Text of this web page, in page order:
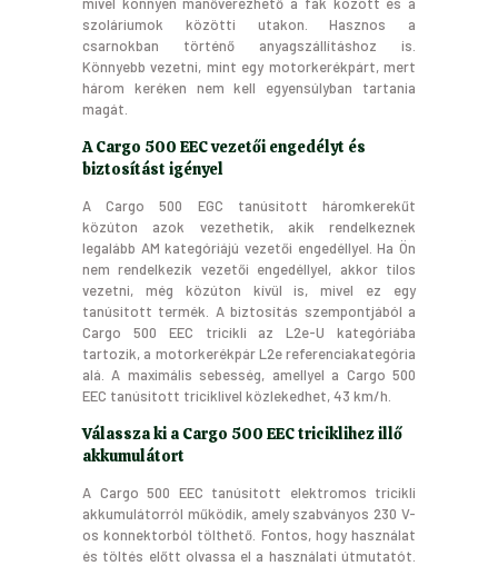
szoláriumok közötti utakon. Hasznos a
csarnokban történő anyagszállításhoz is.
Könnyebb vezetni, mint egy motorkerékpárt, mert
három keréken nem kell egyensúlyban tartania
magát.
A Cargo 500 EEC vezetői engedélyt és
biztosítást igényel
A Cargo 500 EGC tanúsitott háromkerekűt
közúton azok vezethetik, akik rendelkeznek
legalább AM kategóriájú vezetői engedéllyel. Ha Ön
nem rendelkezik vezetői engedéllyel, akkor tilos
vezetni, még közúton kívül is, mivel ez egy
tanúsitott termék. A biztosítás szempontjából a
Cargo 500 EEC tricikli az L2e-U kategóriába
tartozik, a motorkerékpár L2e referenciakategória
alá. A maximális sebesség, amellyel a Cargo 500
EEC tanúsitott triciklivel közlekedhet, 43 km/h.
Válassza ki a Cargo 500 EEC triciklihez illő
akkumulátort
A Cargo 500 EEC tanúsitott elektromos tricikli
akkumulátorról működik, amely szabványos 230 V-
os konnektorból tölthető. Fontos, hogy használat
és töltés előtt olvassa el a használati útmutatót.